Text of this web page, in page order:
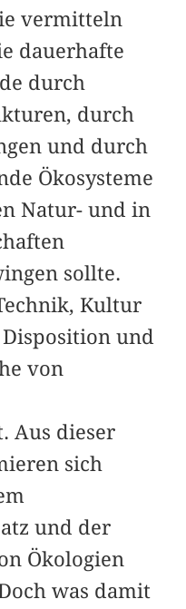
vermitteln
dauerhafte
durch
durch
und durch
Ökosysteme
Natur- und in
sollte.
Kultur
und
von
Aus dieser
sich
und der
Ökologien
was damit